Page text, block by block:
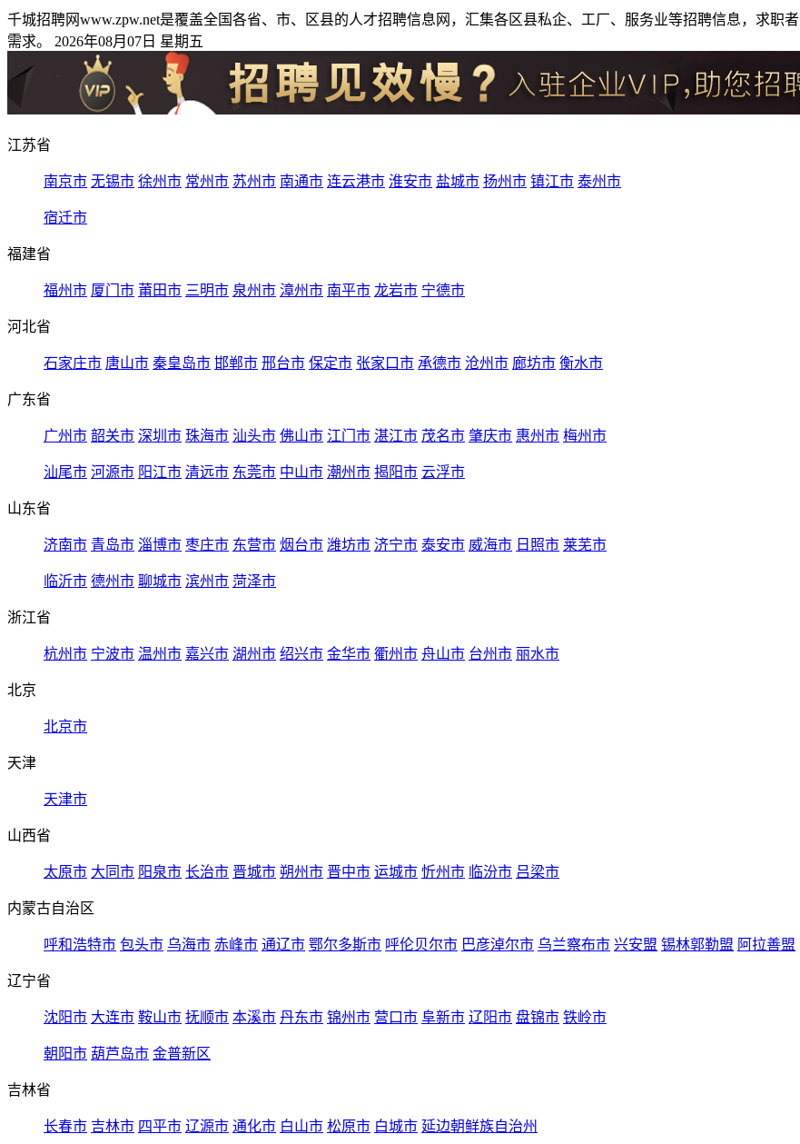
千城招聘网www.zpw.net是覆盖全国各省、市、区县的人才招聘信息网，汇集各区县私企、工厂、服务业等招聘信息，求职
需求。 2026年08月07日 星期五
江苏省
南京市 无锡市 徐州市 常州市 苏州市 南通市 连云港市 淮安市 盐城市 扬州市 镇江市 泰州市
宿迁市
福建省
福州市 厦门市 莆田市 三明市 泉州市 漳州市 南平市 龙岩市 宁德市
河北省
石家庄市 唐山市 秦皇岛市 邯郸市 邢台市 保定市 张家口市 承德市 沧州市 廊坊市 衡水市
广东省
广州市 韶关市 深圳市 珠海市 汕头市 佛山市 江门市 湛江市 茂名市 肇庆市 惠州市 梅州市
汕尾市 河源市 阳江市 清远市 东莞市 中山市 潮州市 揭阳市 云浮市
山东省
济南市 青岛市 淄博市 枣庄市 东营市 烟台市 潍坊市 济宁市 泰安市 威海市 日照市 莱芜市
临沂市 德州市 聊城市 滨州市 菏泽市
浙江省
杭州市 宁波市 温州市 嘉兴市 湖州市 绍兴市 金华市 衢州市 舟山市 台州市 丽水市
北京
北京市
天津
天津市
山西省
太原市 大同市 阳泉市 长治市 晋城市 朔州市 晋中市 运城市 忻州市 临汾市 吕梁市
内蒙古自治区
呼和浩特市 包头市 乌海市 赤峰市 通辽市 鄂尔多斯市 呼伦贝尔市 巴彦淖尔市 乌兰察布市 兴安盟 锡林郭勒盟 阿拉善盟
辽宁省
沈阳市 大连市 鞍山市 抚顺市 本溪市 丹东市 锦州市 营口市 阜新市 辽阳市 盘锦市 铁岭市
朝阳市 葫芦岛市 金普新区
吉林省
长春市 吉林市 四平市 辽源市 通化市 白山市 松原市 白城市 延边朝鲜族自治州